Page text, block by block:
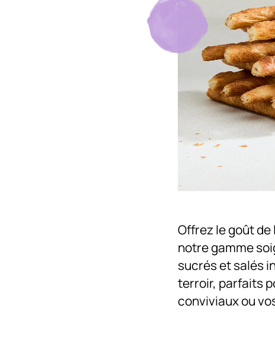
Offrez le goût
notre gamme
sucrés et salés
terroir, parfaits
conviviaux ou